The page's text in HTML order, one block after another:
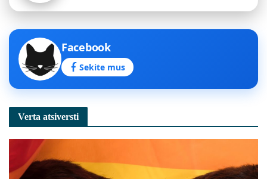
Facebook
Sekite mus
Verta atsiversti